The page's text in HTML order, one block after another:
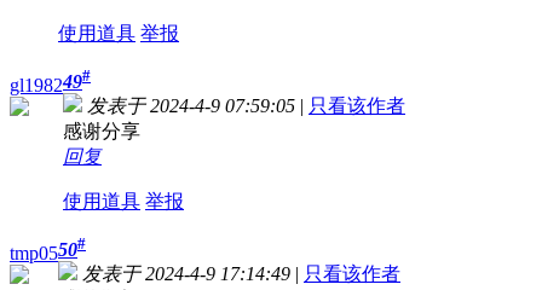
使用道具 举报
gl198249#
发表于 2024-4-9 07:59:05 | 只看该作者
感谢分享
回复
使用道具 举报
tmp0550#
发表于 2024-4-9 17:14:49 | 只看该作者